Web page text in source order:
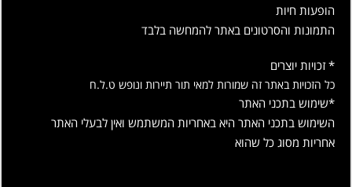
הופעות חיות
התמונות והסרטונים באתר להמחשה בלבד
* זכויות יוצרים
כל הזכויות באתר זה שמורות למאי תור תיירות ונופש ט.ל.ח
*שימוש בתכני האתר
השימוש בתכני האתר היא באחריות המשתמש ואין לבעלי האתר
אחריות מסוג כל שהוא